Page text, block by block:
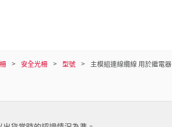
安全光柵 型號 主模組連線纜線 用於繼電